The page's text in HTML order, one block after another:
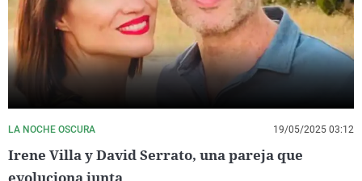
LA NOCHE OSCURA 19/05/2025 03:12
Irene Villa y David Serrato, una pareja que
evoluciona junta